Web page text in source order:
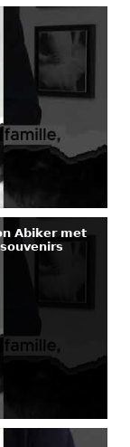
𝗔𝗯𝗶𝗸𝗲𝗿 𝗺𝗲𝘁